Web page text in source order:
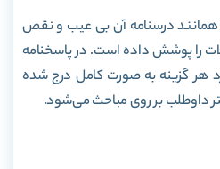
همانند درسنامه آن بی عیب و نقص
را پوشش داده است. در پاسخنامه
هر گزینه به صورت کامل درج شده
داوطلب بر روی مباحث می‌شود.